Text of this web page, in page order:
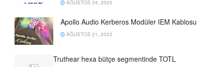
AĞUSTOS 24, 2025
Apollo Audio Kerberos Modüler IEM Kablosu
AĞUSTOS 21, 2023
Truthear hexa bütçe segmentinde TOTL